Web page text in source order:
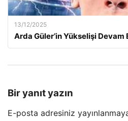
13/12/2025
Arda Güler’in Yükselişi
Bir yanıt yazın
E-posta adresiniz